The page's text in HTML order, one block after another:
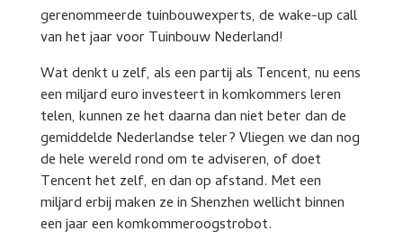
gerenommeerde tuinbouwexperts, de wake-up call
van het jaar voor Tuinbouw Nederland!
Wat denkt u zelf, als een partij als Tencent, nu eens
een miljard euro investeert in komkommers leren
telen, kunnen ze het daarna dan niet beter dan de
gemiddelde Nederlandse teler? Vliegen we dan nog
de hele wereld rond om te adviseren, of doet
Tencent het zelf, en dan op afstand. Met een
miljard erbij maken ze in Shenzhen wellicht binnen
een jaar een komkommeroogstrobot.